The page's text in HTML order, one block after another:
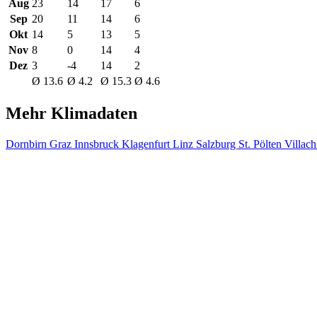
Aug 23 14 17
6
Sep 20 11 14
6
Okt 14 5 13
5
Nov 8 0 14
4
Dez 3 -4 14
2
Ø 13.6 Ø 4.2 Ø 15.3 Ø 4.6
Mehr Klimadaten
Dornbirn Graz Innsbruck Klagenfurt Linz Salzburg St. Pölten Villach